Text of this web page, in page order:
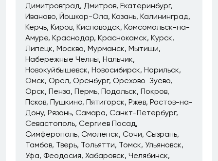
Димитровград Дмитров Екатеринбург
Иваново Йошкар-Ола Казань Калининград
Керчь Киров Кисловодск Комсомольск-на-
Амуре Краснодар Краснокамск Курск
Липецк Москва Мурманск Мытищи
Набережные Челны Нальчик
Новокуйбышевск Новосибирск Норильск
Омск Орел Оренбург Орехово-Зуево
Орск Пенза Пермь Подольск Покров
Псков Пушкино Пятигорск Ржев Ростов-на-
Дону Рязань Самара Санкт-Петербург
Севастополь Сергиев Посад
Симферополь Смоленск Сочи Сызрань
Тамбов Тверь Тольятти Томск Ульяновск
Уфа Феодосия Хабаровск Челябинск